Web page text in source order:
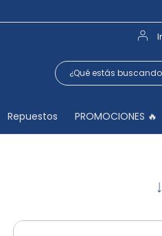
Repuestos PROMOCIONES 🔥